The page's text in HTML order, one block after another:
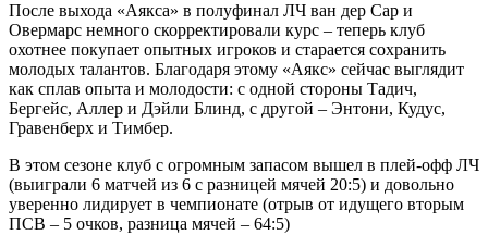
После выхода «Аякса» в полуфинал ЛЧ ван дер Сар и
Овермарс немного скорректировали курс – теперь клуб
охотнее покупает опытных игроков и старается сохранить
молодых талантов. Благодаря этому «Аякс» сейчас выглядит
как сплав опыта и молодости: с одной стороны Тадич,
Бергейс, Аллер и Дэйли Блинд, с другой – Энтони, Кудус,
Гравенберх и Тимбер.
В этом сезоне клуб с огромным запасом вышел в плей-офф ЛЧ
(выиграли 6 матчей из 6 с разницей мячей 20:5) и довольно
уверенно лидирует в чемпионате (отрыв от идущего вторым
ПСВ – 5 очков, разница мячей – 64:5)